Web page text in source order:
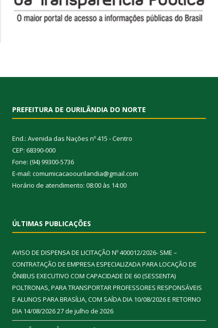
PREFEITURA DE OURILÂNDIA DO NORTE
End.: Avenida das Nações nº 415 - Centro
CEP: 68390-000
Fone: (94) 99300-5736
E-mail: comumicacaoourilandia@gmail.com
Horário de atendimento: 08:00 às 14:00
ÚLTIMAS PUBLICAÇÕES
AVISO DE DISPENSA DE LICITAÇÃO Nº 400012/2026- SME –
CONTRATAÇÃO DE EMPRESA ESPECIALIZADA PARA LOCAÇÃO DE
ÔNIBUS EXECUTIVO COM CAPACIDADE DE 60 (SESSENTA)
POLTRONAS, PARA TRANSPORTAR PROFESSORES RESPONSÁVEIS
E ALUNOS PARA BRASÍLIA, COM SAÍDA DIA 10/08/2026 E RETORNO
DIA 14/08/202627 de julho de 2026